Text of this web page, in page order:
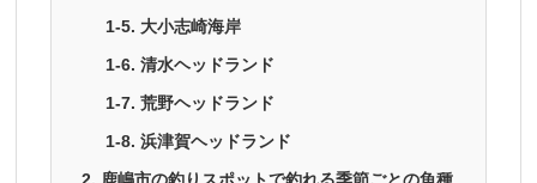
1-5. 大小志崎海岸
1-6. 清水ヘッドランド
1-7. 荒野ヘッドランド
1-8. 浜津賀ヘッドランド